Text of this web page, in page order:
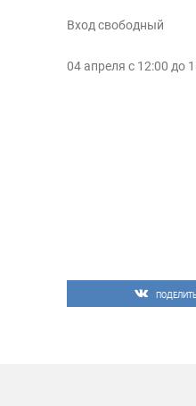
Вход свободный
04 апреля с 12:00 до